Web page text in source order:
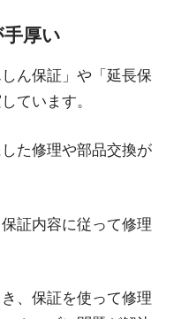
厚い
ん保証」や「延長保
ています。
た修理や部品交換が
証内容に従って修理
、保証を使って修理